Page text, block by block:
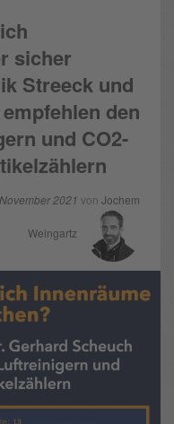
sicher
Streeck und
den
und CO2-
2021 von Jochem
Weingartz